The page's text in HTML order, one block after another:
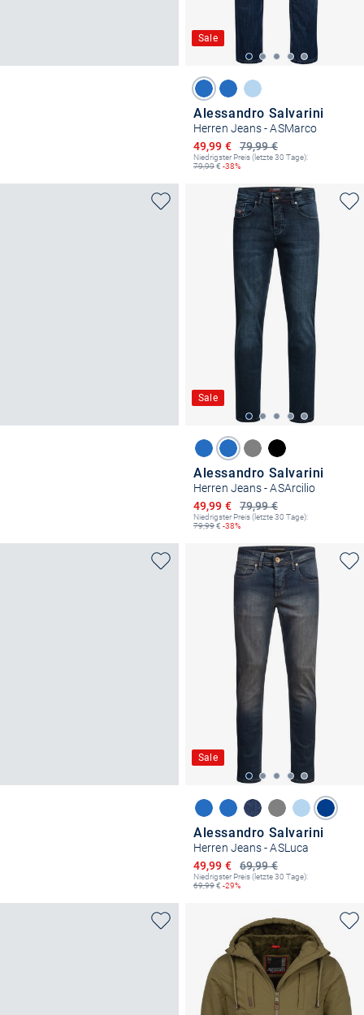
Sale
Alessandro Salvarini
Herren Jeans - ASMarco
79,99 €
Ermäßigter Preis
49,99 €
Niedrigster Preis (letzte 30 Tage):
79,99€ -38%
Sale
Alessandro Salvarini
Herren Jeans - ASArcilio
79,99 €
Ermäßigter Preis
49,99 €
Niedrigster Preis (letzte 30 Tage):
79,99€ -38%
Sale
Alessandro Salvarini
Herren Jeans - ASLuca
69,99 €
Ermäßigter Preis
49,99 €
Niedrigster Preis (letzte 30 Tage):
69,99€ -29%